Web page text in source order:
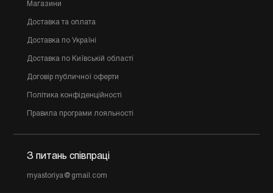
Магазини
Доставка та оплата
Доставка по Україні
Доставка по Київській області
Договір публичної оферти
Політика конфіденційності
Правила програми лояльності
З питань співпраці
myastoriya@gmail.com